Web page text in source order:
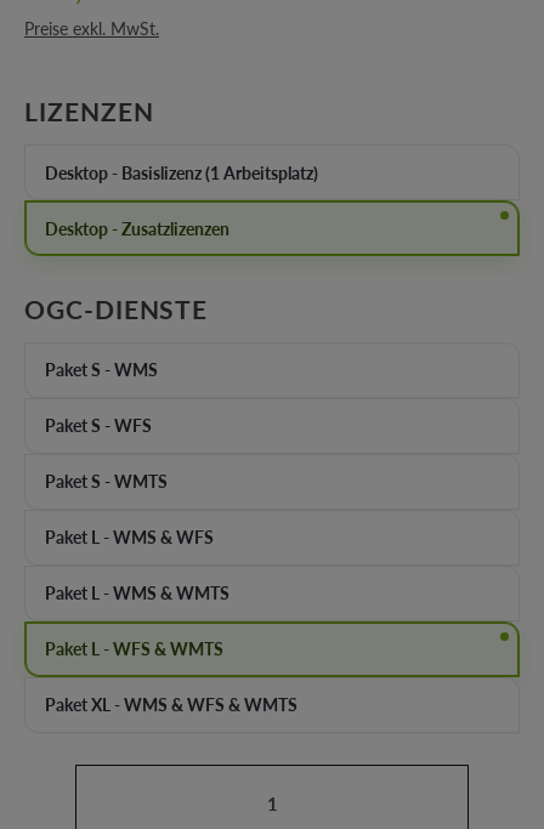
Preise exkl. MwSt.
LIZENZEN
Desktop - Basislizenz (1 Arbeitsplatz)
Desktop - Zusatzlizenzen
OGC-DIENSTE
Paket S - WMS
Paket S - WFS
Paket S - WMTS
Paket L - WMS & WFS
Paket L - WMS & WMTS
Paket L - WFS & WMTS
Paket XL - WMS & WFS & WMTS